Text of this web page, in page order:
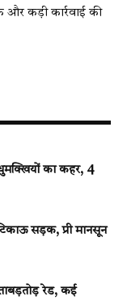
और कड़ी कार्रवाई की
का कहर, 4
सड़क, प्री मानसून
रेड, कई